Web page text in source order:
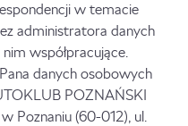
w temacie
administratora danych
współpracujące.
danych osobowych
POZNAŃSKI
Poznaniu (60-012), ul.